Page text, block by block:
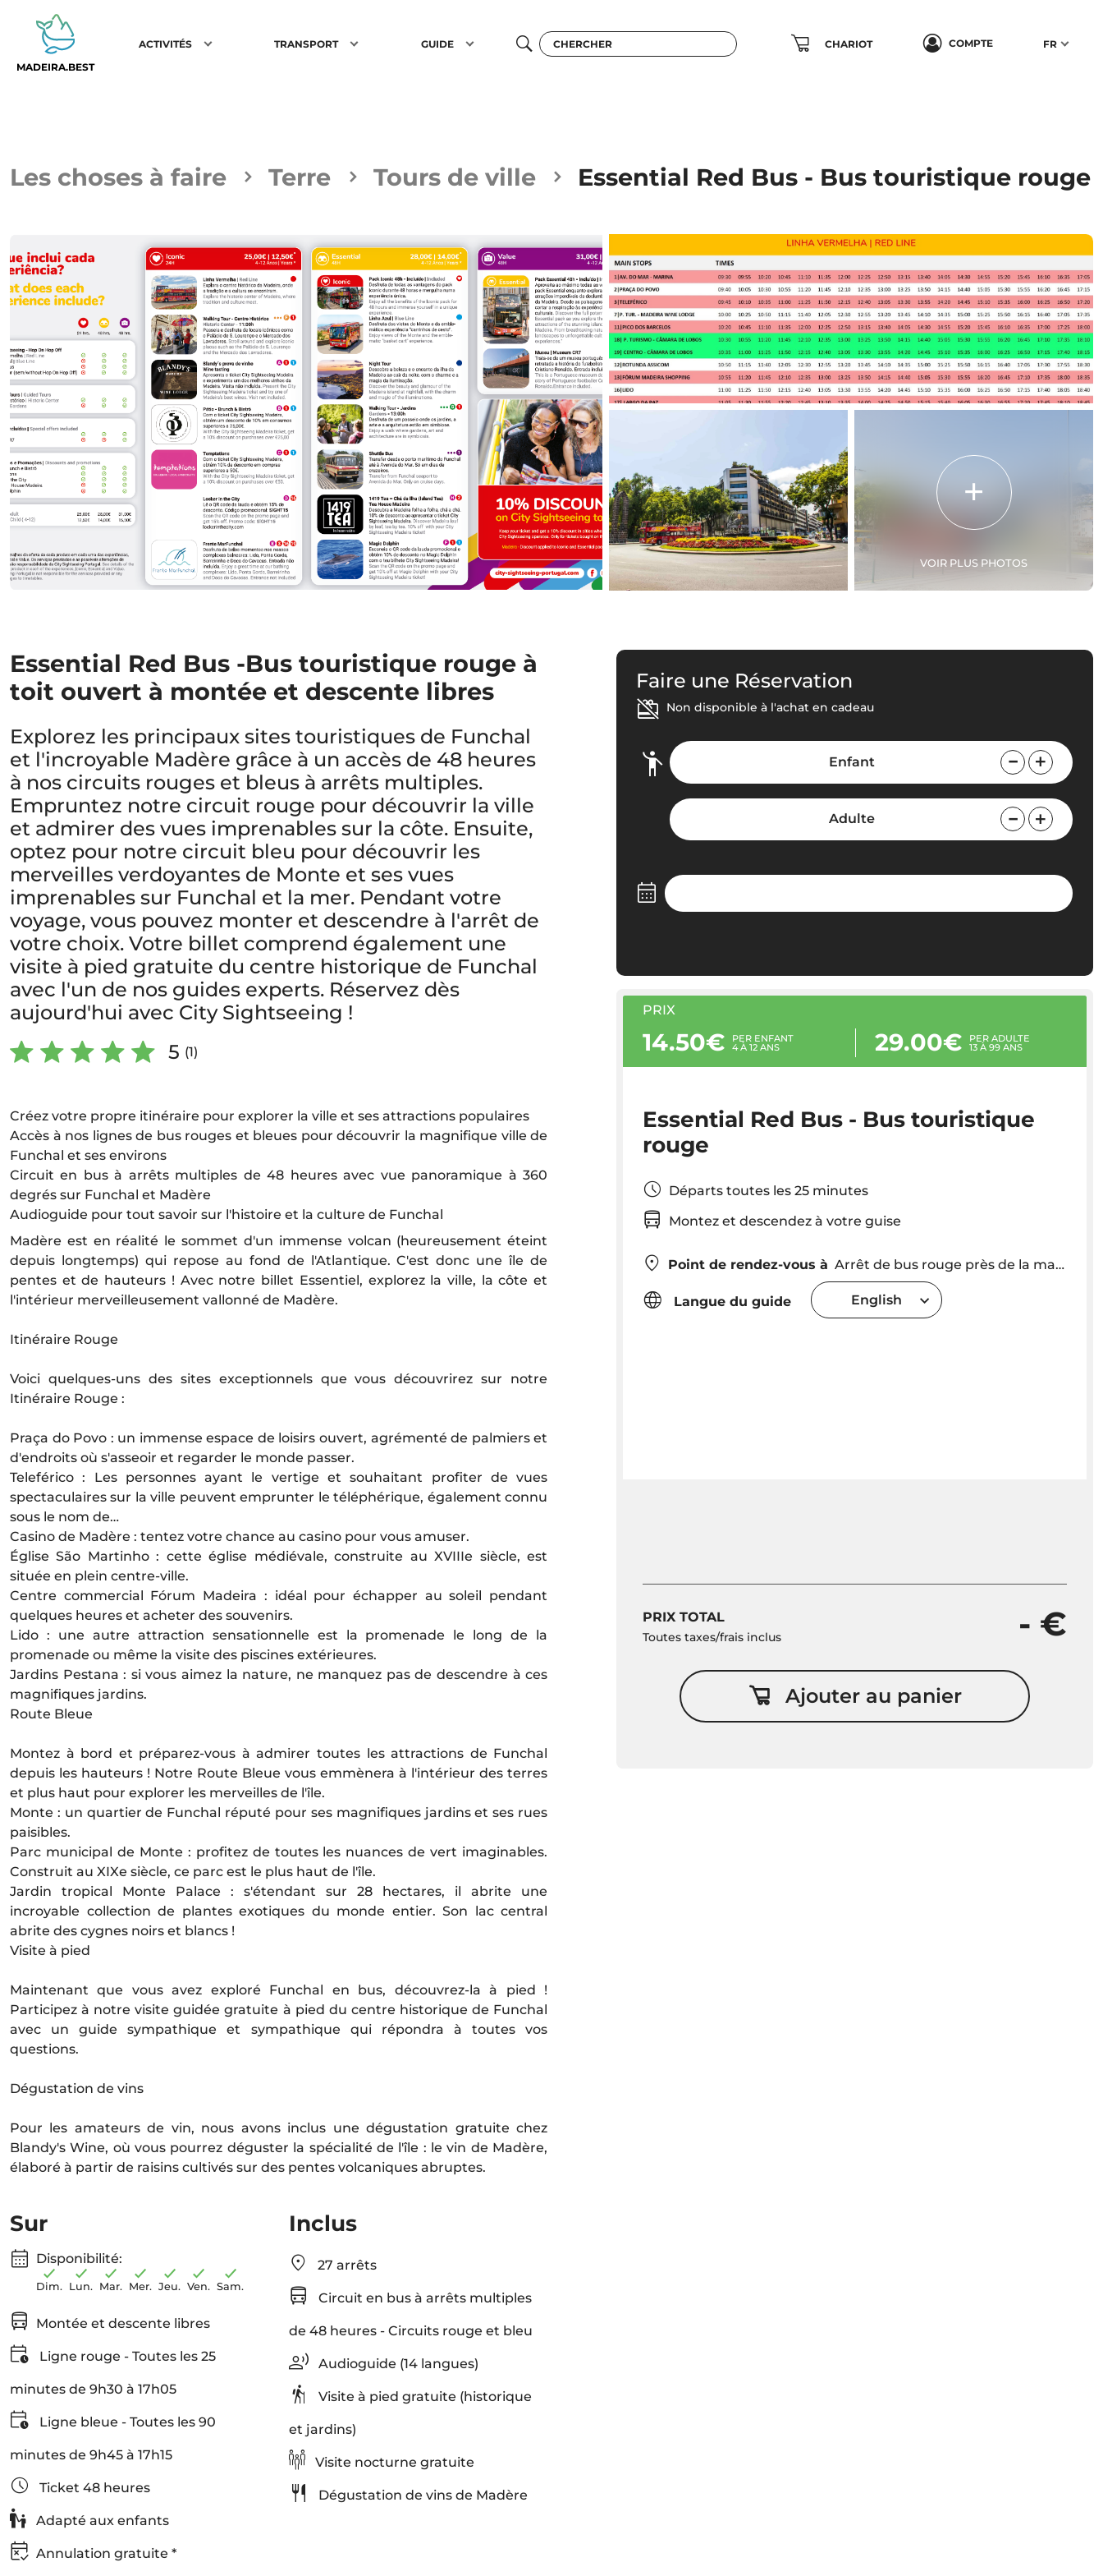
MADEIRA.BEST
ACTIVITÉS TRANSPORT GUIDE CHARIOT COMPTE FR
Les choses à faire Terre Tours de ville Essential Red Bus - Bus touristique rouge
VOIR PLUS PHOTOS
Essential Red Bus -Bus touristique rouge à
toit ouvert à montée et descente libres
Explorez les principaux sites touristiques de Funchal
et l'incroyable Madère grâce à un accès de 48 heures
à nos circuits rouges et bleus à arrêts multiples.
Empruntez notre circuit rouge pour découvrir la ville
et admirer des vues imprenables sur la côte. Ensuite,
optez pour notre circuit bleu pour découvrir les
merveilles verdoyantes de Monte et ses vues
imprenables sur Funchal et la mer. Pendant votre
voyage, vous pouvez monter et descendre à l'arrêt de
votre choix. Votre billet comprend également une
visite à pied gratuite du centre historique de Funchal
avec l'un de nos guides experts. Réservez dès
aujourd'hui avec City Sightseeing !
5 (1)
Créez votre propre itinéraire pour explorer la ville et ses attractions populaires
Accès à nos lignes de bus rouges et bleues pour découvrir la magnifique ville de
Funchal et ses environs
Circuit en bus à arrêts multiples de 48 heures avec vue panoramique à 360
degrés sur Funchal et Madère
Audioguide pour tout savoir sur l'histoire et la culture de Funchal
Madère est en réalité le sommet d'un immense volcan (heureusement éteint
depuis longtemps) qui repose au fond de l'Atlantique. C'est donc une île de
pentes et de hauteurs ! Avec notre billet Essentiel, explorez la ville, la côte et
l'intérieur merveilleusement vallonné de Madère.
Itinéraire Rouge
Voici quelques-uns des sites exceptionnels que vous découvrirez sur notre
Itinéraire Rouge :
Praça do Povo : un immense espace de loisirs ouvert, agrémenté de palmiers et
d'endroits où s'asseoir et regarder le monde passer.
Teleférico : Les personnes ayant le vertige et souhaitant profiter de vues
spectaculaires sur la ville peuvent emprunter le téléphérique, également connu
sous le nom de…
Casino de Madère : tentez votre chance au casino pour vous amuser.
Église São Martinho : cette église médiévale, construite au XVIIIe siècle, est
située en plein centre-ville.
Centre commercial Fórum Madeira : idéal pour échapper au soleil pendant
quelques heures et acheter des souvenirs.
Lido : une autre attraction sensationnelle est la promenade le long de la
promenade ou même la visite des piscines extérieures.
Jardins Pestana : si vous aimez la nature, ne manquez pas de descendre à ces
magnifiques jardins.
Route Bleue
Montez à bord et préparez-vous à admirer toutes les attractions de Funchal
depuis les hauteurs ! Notre Route Bleue vous emmènera à l'intérieur des terres
et plus haut pour explorer les merveilles de l'île.
Monte : un quartier de Funchal réputé pour ses magnifiques jardins et ses rues
paisibles.
Parc municipal de Monte : profitez de toutes les nuances de vert imaginables.
Construit au XIXe siècle, ce parc est le plus haut de l'île.
Jardin tropical Monte Palace : s'étendant sur 28 hectares, il abrite une
incroyable collection de plantes exotiques du monde entier. Son lac central
abrite des cygnes noirs et blancs !
Visite à pied
Maintenant que vous avez exploré Funchal en bus, découvrez-la à pied !
Participez à notre visite guidée gratuite à pied du centre historique de Funchal
avec un guide sympathique et sympathique qui répondra à toutes vos
questions.
Dégustation de vins
Pour les amateurs de vin, nous avons inclus une dégustation gratuite chez
Blandy's Wine, où vous pourrez déguster la spécialité de l'île : le vin de Madère,
élaboré à partir de raisins cultivés sur des pentes volcaniques abruptes.
Sur
Disponibilité:
Dim. Lun. Mar. Mer. Jeu. Ven. Sam.
Montée et descente libres
Ligne rouge - Toutes les 25
minutes de 9h30 à 17h05
Ligne bleue - Toutes les 90
minutes de 9h45 à 17h15
Ticket 48 heures
Adapté aux enfants
Annulation gratuite *
Inclus
27 arrêts
Circuit en bus à arrêts multiples
de 48 heures - Circuits rouge et bleu
Audioguide (14 langues)
Visite à pied gratuite (historique
et jardins)
Visite nocturne gratuite
Dégustation de vins de Madère
Faire une Réservation
Non disponible à l'achat en cadeau
Enfant
Adulte
PRIX
14.50€ PER ENFANT
4 À 12 ANS 29.00€ PER ADULTE
13 À 99 ANS
Essential Red Bus - Bus touristique
rouge
Départs toutes les 25 minutes
Montez et descendez à votre guise
Point de rendez-vous à Arrêt de bus rouge près de la marina de Funchal - un bus toutes les 25 minutes
Langue du guide English
PRIX TOTAL
Toutes taxes/frais inclus - €
Ajouter au panier